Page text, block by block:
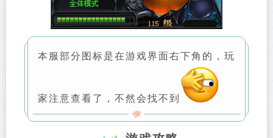
本服部分图标是在游戏界面右下角的，玩
家注意查看了，不然会找不到